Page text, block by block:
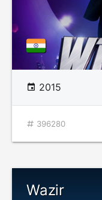
2015
396280
Wazir